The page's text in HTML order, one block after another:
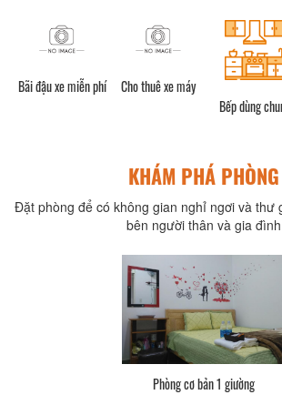
Bãi đậu xe miễn phí
Cho thuê xe máy
Bếp dùng
KHÁM PHÁ PHÒNG
Đặt phòng để có không gian nghỉ ngơi và thư
bên người thân và gia đình
Phòng cơ bản 1 giường